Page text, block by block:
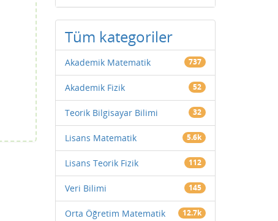
Tüm kategoriler
Akademik Matematik 737
Akademik Fizik 52
Teorik Bilgisayar Bilimi 32
Lisans Matematik 5.6k
Lisans Teorik Fizik 112
Veri Bilimi 145
Orta Öğretim Matematik 12.7k